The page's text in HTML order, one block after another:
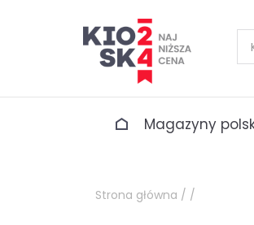
Magazyny
Strona główna / /